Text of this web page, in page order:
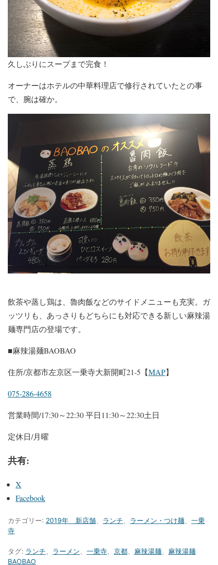
久しぶりにスープまで完食！
オーナーはホテルの中華料理店で修行されていたとの事
で、腕は確か。
飲茶や蒸し鶏は、魯肉飯などのサイドメニューも充実。ガ
ッツリも、あっさりもどちらにも対応できる新しい麻辣湯
麺専門店の登場です。
■麻辣湯麺BAOBAO
住所/京都市左京区一乗寺大新開町21-5【MAP】
075-286-4658
営業時間/17:30～22:30 平日11:30～22:30土日
定休日/月曜
共有:
X
Facebook
カテゴリー: 2019年 新店舗 ランチ ラーメン・つけ麺
一乗
寺
タグ: ランチ ラーメン 一乗寺 京都 麻辣湯麺
麻辣湯麺
BAOBAO